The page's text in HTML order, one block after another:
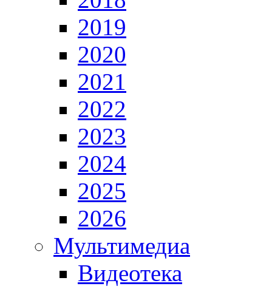
2019
2020
2021
2022
2023
2024
2025
2026
Мультимедиа
Видеотека